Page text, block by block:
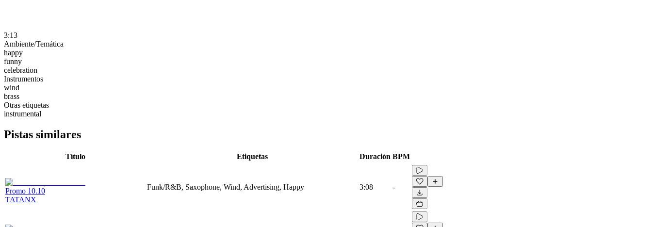
3:13
Ambiente/Temática
happy
funny
celebration
Instrumentos
wind
brass
Otras etiquetas
instrumental
Pistas similares
Título Etiquetas Duración BPM
Promo 10.10
TATANX
Funk/R&B, Saxophone, Wind, Advertising, Happy 3:08 -